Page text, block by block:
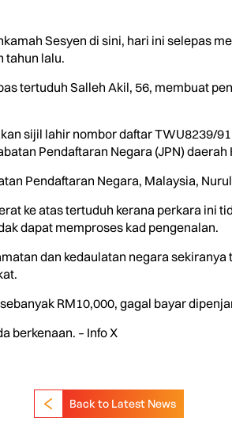
Sesyen di sini, hari ini selepas
tahun lalu.
tertuduh Salleh Akil, 56, membuat
sijil lahir nombor daftar TWU8239/
Pendaftaran Negara (JPN) daerah
Pendaftaran Negara, Malaysia,
ke atas tertuduh kerana perkara ini
dapat memproses kad pengenalan.
dan kedaulatan negara
RM10,000, gagal bayar
berkenaan. – Info X
Back to Latest News